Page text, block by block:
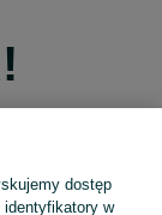
dostęp
identyfikatory w